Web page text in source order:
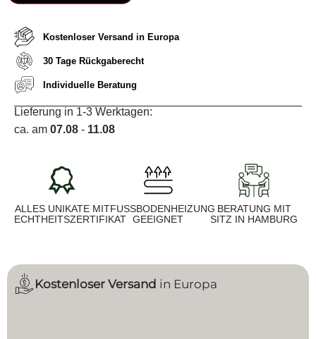
Kostenloser Versand in Europa
30 Tage Rückgaberecht
Individuelle Beratung
Lieferung in 1-3 Werktagen:
ca. am 07.08 - 11.08
ALLES UNIKATE MIT
ECHTHEITSZERTIFIKAT
FUSSBODENHEIZUNG G
EEIGNET
BERATUNG MIT
SITZ IN HAMBURG
Kostenloser Versand in Europa